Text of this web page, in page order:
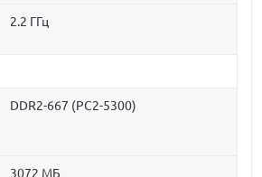
2.2 ГГц
DDR2-667 (PC2-5300)
3072 МБ